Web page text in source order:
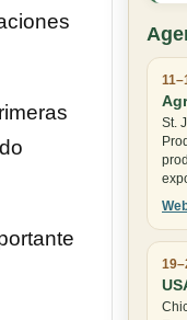
St.